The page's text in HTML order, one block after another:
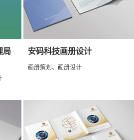
局
安码科技画册设计
画册策划、画册设计